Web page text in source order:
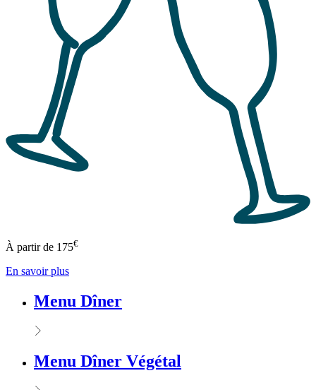
À partir de 175€
En savoir plus
Menu Dîner
Menu Dîner Végétal